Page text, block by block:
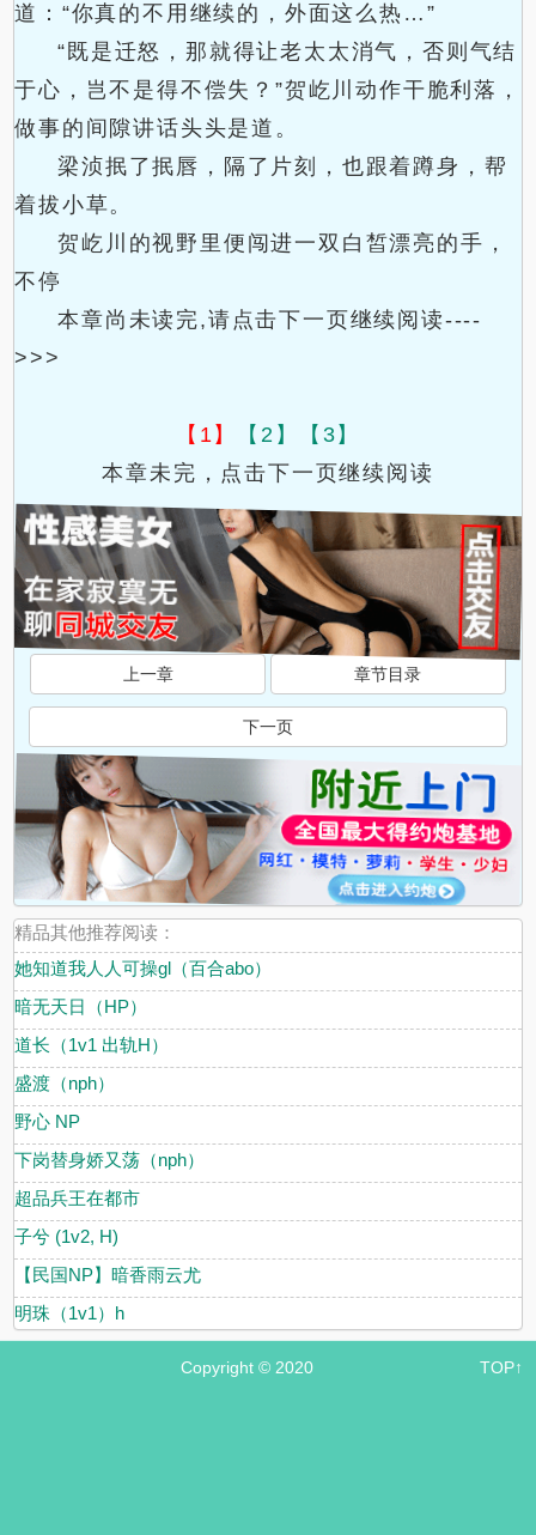
道：“你真的不用继续的，外面这么热…”
“既是迁怒，那就得让老太太消气，否则气结
于心，岂不是得不偿失？”贺屹川动作干脆利落，
做事的间隙讲话头头是道。
梁浈抿了抿唇，隔了片刻，也跟着蹲身，帮
着拔小草。
贺屹川的视野里便闯进一双白皙漂亮的手，
不停
本章尚未读完,请点击下一页继续阅读----
>>>
【1】 【2】
【3】
本章未完，点击下一页继续阅读
上一章 章节目录
下一页
精品其他推荐阅读：
她知道我人人可操gl（百合abo）
暗无天日（HP）
道长（1v1 出轨H）
盛渡（nph）
野心 NP
下岗替身娇又荡（nph）
超品兵王在都市
子兮 (1v2, H)
【民国NP】暗香雨云尤
明珠（1v1）h
Copyright © 2020 TOP↑